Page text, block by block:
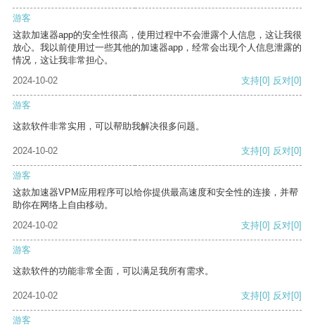
游客
这款加速器app的安全性很高，使用过程中不会泄露个人信息，这让我很
放心。我以前使用过一些其他的加速器app，经常会出现个人信息泄露的
情况，这让我非常担心。
2024-10-02
支持[0] 反对[0]
游客
这款软件非常实用，可以帮助我解决很多问题。
2024-10-02 支持[0] 反对[0]
游客
这款加速器VPM应用程序可以给你提供最高速度和安全性的连接，并帮
助你在网络上自由移动。
2024-10-02
支持[0] 反对[0]
游客
这款软件的功能非常全面，可以满足我所有需求。
2024-10-02 支持[0] 反对[0]
游客